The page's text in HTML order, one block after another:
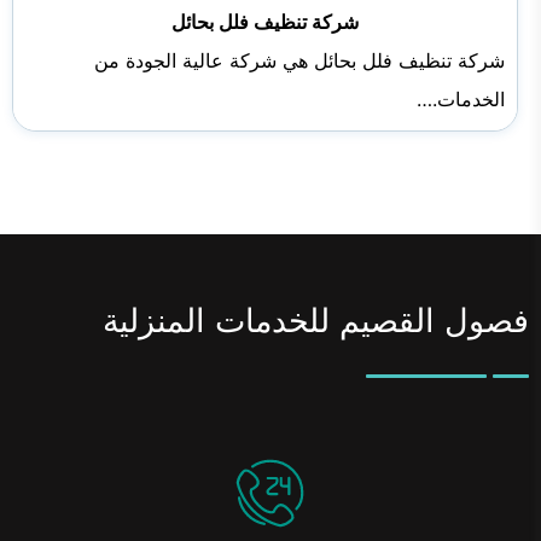
شركة تنظيف فلل بحائل
شركة تنظيف فلل بحائل هي شركة عالية الجودة من
الخدمات.…
فصول القصيم للخدمات المنزلية